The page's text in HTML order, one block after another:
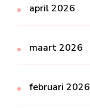
april 2026
maart 2026
februari 2026